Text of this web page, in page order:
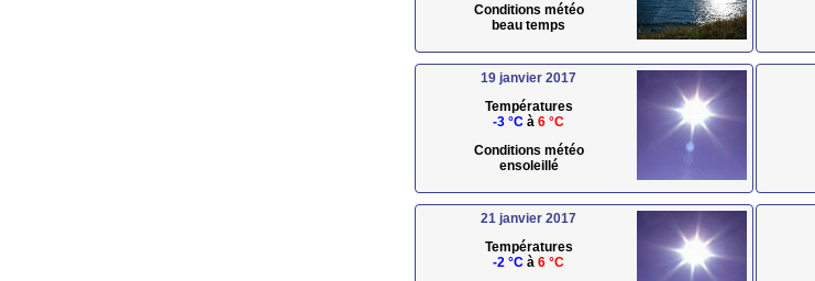
Conditions météo
beau temps
19 janvier 2017
Températures
-3 °C à 6 °C
Conditions météo
ensoleillé
21 janvier 2017
Températures
-2 °C à 6 °C